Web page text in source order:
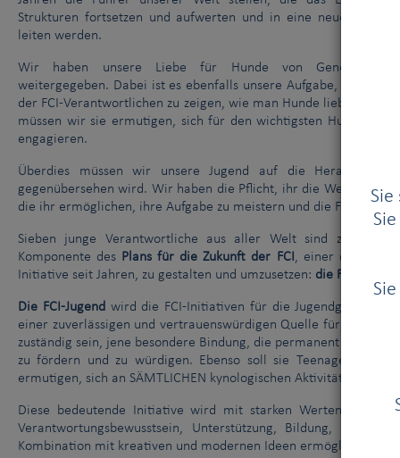
Sie
Strukturen fortsetzen und aufwerten und in eine neue und
leiten werden.
Wir haben unsere Liebe für Hunde von Generation
weitergegeben. Dabei ist es ebenfalls unsere Aufgabe, der
der FCI-Verantwortlichen zu zeigen, wie man Hunde liebt und
müssen wir sie ermutigen, sich für den wichtigsten
engagieren.
Überdies müssen wir unsere Jugend auf die
gegenübersehen wird. Wir haben die Pflicht, ihr die Weisheit,
die ihr ermöglichen, ihre Aufgabe zu meistern und die FCI als
Sieben junge Verantwortliche aus aller Welt sind
Komponente des Plans für die Zukunft der FCI , einer der
Initiative seit Jahren, zu gestalten und umzusetzen: die FCI-
Die FCI-Jugend wird die FCI-Initiativen für die
einer zuverlässigen und vertrauenswürdigen Quelle für junge
zuständig sein, jene besondere Bindung, die permanent
zu fördern und zu würdigen. Ebenso soll sie Teenager,
ermutigen, sich an SÄMTLICHEN kynologischen Aktivitäten zu
Diese bedeutende Initiative wird mit starken Werten
Verantwortungsbewusstsein, Unterstützung, Bildung,
Kombination mit kreativen und modernen Ideen ermöglichen,